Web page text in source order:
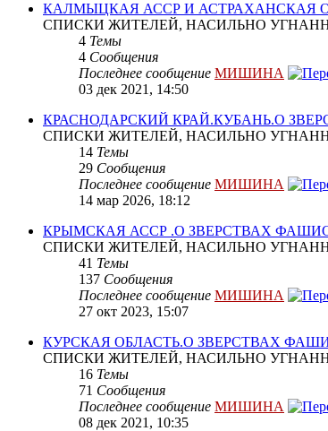
КАЛМЫЦКАЯ АССР И АСТРАХАНСКАЯ
СПИСКИ ЖИТЕЛЕЙ, НАСИЛЬНО
4 Темы
4 Сообщения
Последнее сообщение МИШИНА
03 дек 2021, 14:50
КРАСНОДАРСКИЙ КРАЙ.КУБАНЬ.О
СПИСКИ ЖИТЕЛЕЙ, НАСИЛЬНО
14 Темы
29 Сообщения
Последнее сообщение МИШИНА
14 мар 2026, 18:12
КРЫМСКАЯ АССР .О ЗВЕРСТВАХ
СПИСКИ ЖИТЕЛЕЙ, НАСИЛЬНО
41 Темы
137 Сообщения
Последнее сообщение МИШИНА
27 окт 2023, 15:07
КУРСКАЯ ОБЛАСТЬ.О ЗВЕРСТВАХ
СПИСКИ ЖИТЕЛЕЙ, НАСИЛЬНО
16 Темы
71 Сообщения
Последнее сообщение МИШИНА
08 дек 2021, 10:35